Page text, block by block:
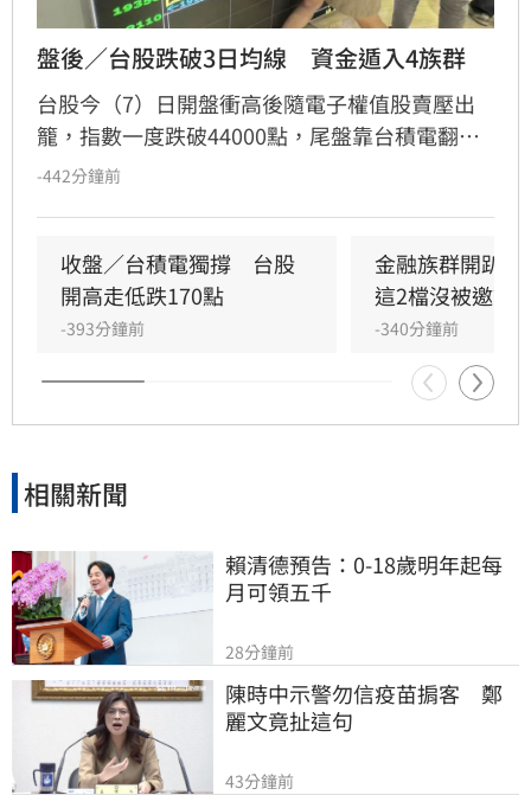
盤後／台股跌破3日均線　資金遁入4族群
台股今（7）日開盤衝高後隨電子權值股賣壓出
籠，指數一度跌破44000點，尾盤靠台積電翻紅
支撐，終場下跌170.79點，收在44225.91點，成
局勢升溫影響，油價反彈，美股漲跌互見。盤面
上，機器人概念股受展覽題材激勵，時碩工業、
彬台強勢漲停；工業電腦與邊緣運算族群同步走
強。此外，BBU概念股及油電燃氣類股表現亮
眼。專家提醒，投資人應密切關注中東情勢與技
術面變化，審慎評估市場風險。
-442分鐘前
收盤／台積電獨撐　台股
開高走低跌170點
-393分鐘前
金融族群開趴
這2檔沒被邀請
-340分鐘前
相關新聞
賴清德預告：0-18歲明年起每
月可領五千
28分鐘前
陳時中示警勿信疫苗掮客　鄭
麗文竟扯這句
43分鐘前